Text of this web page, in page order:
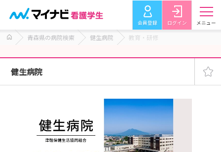
会員登録 ログイン メニュー
青森県の病院検索 健生病院 教育・研修
健生病院